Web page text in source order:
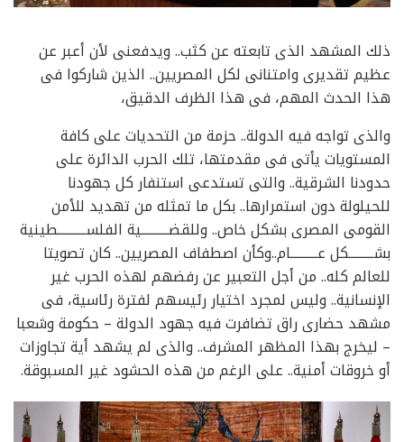
ذلك المشهد الذى تابعته عن كثب.. ويدفعنى لأن أعبر عن
عظيم تقديرى وامتنانى لكل المصريين.. الذين شاركوا فى
هذا الحدث المهم، فى هذا الظرف الدقيق،
والذى تواجه فيه الدولة.. حزمة من التحديات على كافة
المستويات يأتى فى مقدمتها، تلك الحرب الدائرة على
حدودنا الشرقية.. والتى تستدعى استنفار كل جهودنا
للحيلولة دون استمرارها.. بكل ما تمثله من تهديد للأمن
القومى المصرى بشكل خاص.. وللقضــــــــــية الفلســــــــــطينية
بشـــــــــكل عــــــــــام..وكأن اصطفاف المصريين.. كان تصويتا
للعالم كله.. من أجل التعبير عن رفضهم لهذه الحرب غير
الإنسانية.. وليس لمجرد اختيار رئيسهم لفترة رئاسية، فى
مشهد حضارى راق تضافرت فيه جهود الدولة – حكومة وشعبا
– ليخرج بهذا المظهر المشرف.. والذى لم يشهد أية تجاوزات
أو خروقات أمنية.. على الرغم من هذه الحشود غير المسبوقة.